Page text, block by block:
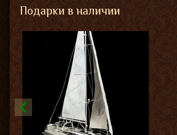
Подарки в наличии